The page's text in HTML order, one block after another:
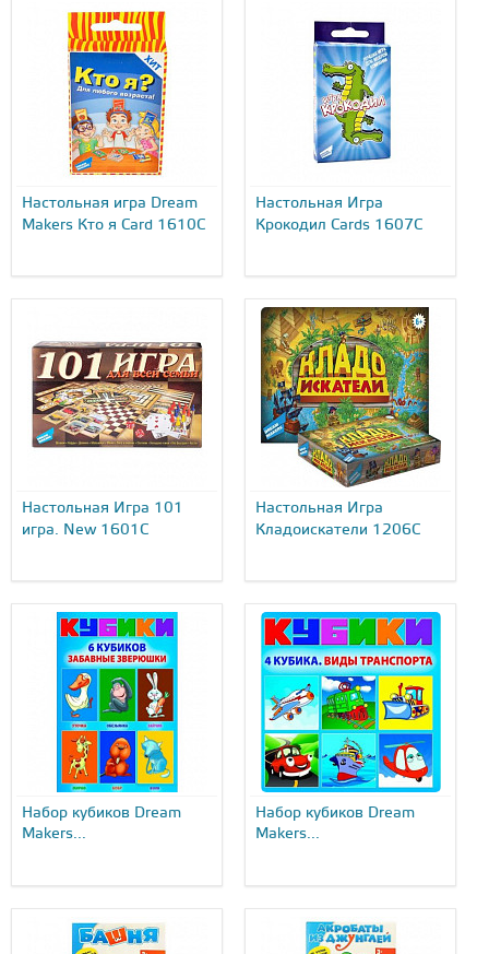
Настольная игра Dream
Makers Кто я Card 1610C
Настольная Игра
Крокодил Cards 1607C
Настольная Игра 101
игра. New 1601C
Настольная Игра
Кладоискатели 1206C
Набор кубиков Dream
Makers...
Набор кубиков Dream
Makers...